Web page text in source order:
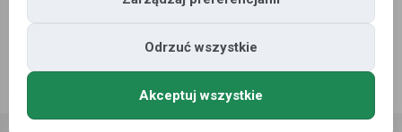
Odrzuć wszystkie
Akceptuj wszystkie